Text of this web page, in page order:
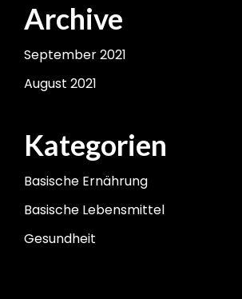
Archive
September 2021
August 2021
Kategorien
Basische Ernährung
Basische Lebensmittel
Gesundheit